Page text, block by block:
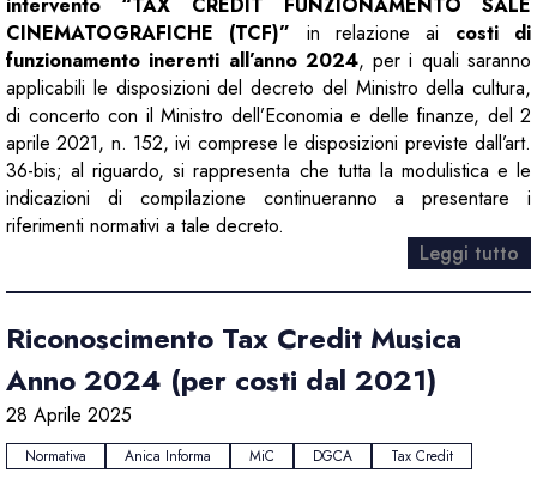
intervento “TAX CREDIT FUNZIONAMENTO SALE
CINEMATOGRAFICHE (TCF)” in relazione ai costi di
funzionamento inerenti all’anno 2024, per i quali saranno
applicabili le disposizioni del decreto del Ministro della cultura,
di concerto con il Ministro dell’Economia e delle finanze, del 2
aprile 2021, n. 152, ivi comprese le disposizioni previste dall’art.
36-bis; al riguardo, si rappresenta che tutta la modulistica e le
indicazioni di compilazione continueranno a presentare i
riferimenti normativi a tale decreto.
Leggi tutto
Riconoscimento Tax Credit Musica
Anno 2024 (per costi dal 2021)
28 Aprile 2025
Normativa Anica Informa MiC DGCA Tax Credit